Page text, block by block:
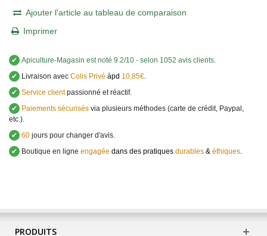
Ajouter l'article au tableau de comparaison
Imprimer
✔ Apiculture-Magasin est noté 9.2/10 - selon 1052 avis clients.
✔
Livraison avec Colis Privé àpd 10,85€.
✔ Service clientpassionné et réactif.
✔
Paiements sécurisés via plusieurs méthodes (carte de crédit, Paypal,
etc.).
✔ 60 jours pour changer d'avis.
✔
Boutique en ligne engagée dans des pratiques durables & éthiques.
PRODUITS